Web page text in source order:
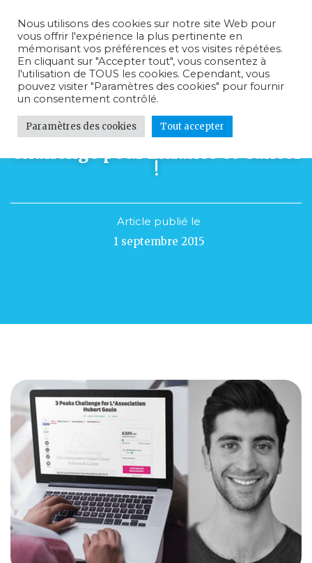
Gabriel met le cap sur le 3 Peaks
Challenge pour Enfance et Cancer
!
Article publié le
1 septembre 2015
Nous utilisons des cookies sur notre site Web pour
vous offrir l'expérience la plus pertinente en
mémorisant vos préférences et vos visites répétées.
En cliquant sur "Accepter tout", vous consentez à
l'utilisation de TOUS les cookies. Cependant, vous
pouvez visiter "Paramètres des cookies" pour fournir
un consentement contrôlé.
Paramètres des cookies Tout accepter